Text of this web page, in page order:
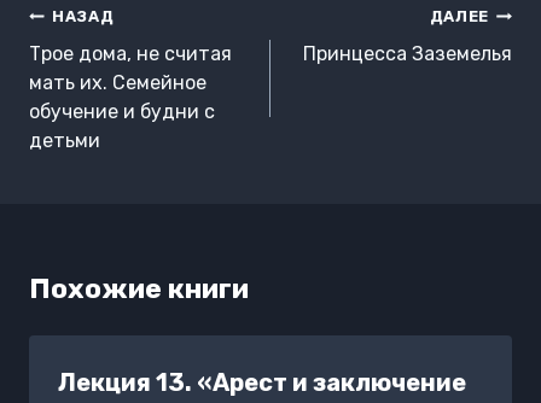
Навигация
по
записям
НАЗАД
Трое дома, не считая
мать их. Семейное
обучение и будни с
детьми
ДАЛЕЕ
Принцесса Заземелья
Похожие книги
Лекция 13. «Арест и заключение